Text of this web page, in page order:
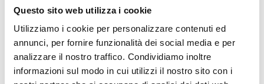
Questo sito web utilizza i cookie
Utilizziamo i cookie per personalizzare contenuti ed
annunci, per fornire funzionalità dei social media e per
analizzare il nostro traffico. Condividiamo inoltre
informazioni sul modo in cui utilizzi il nostro sito con i